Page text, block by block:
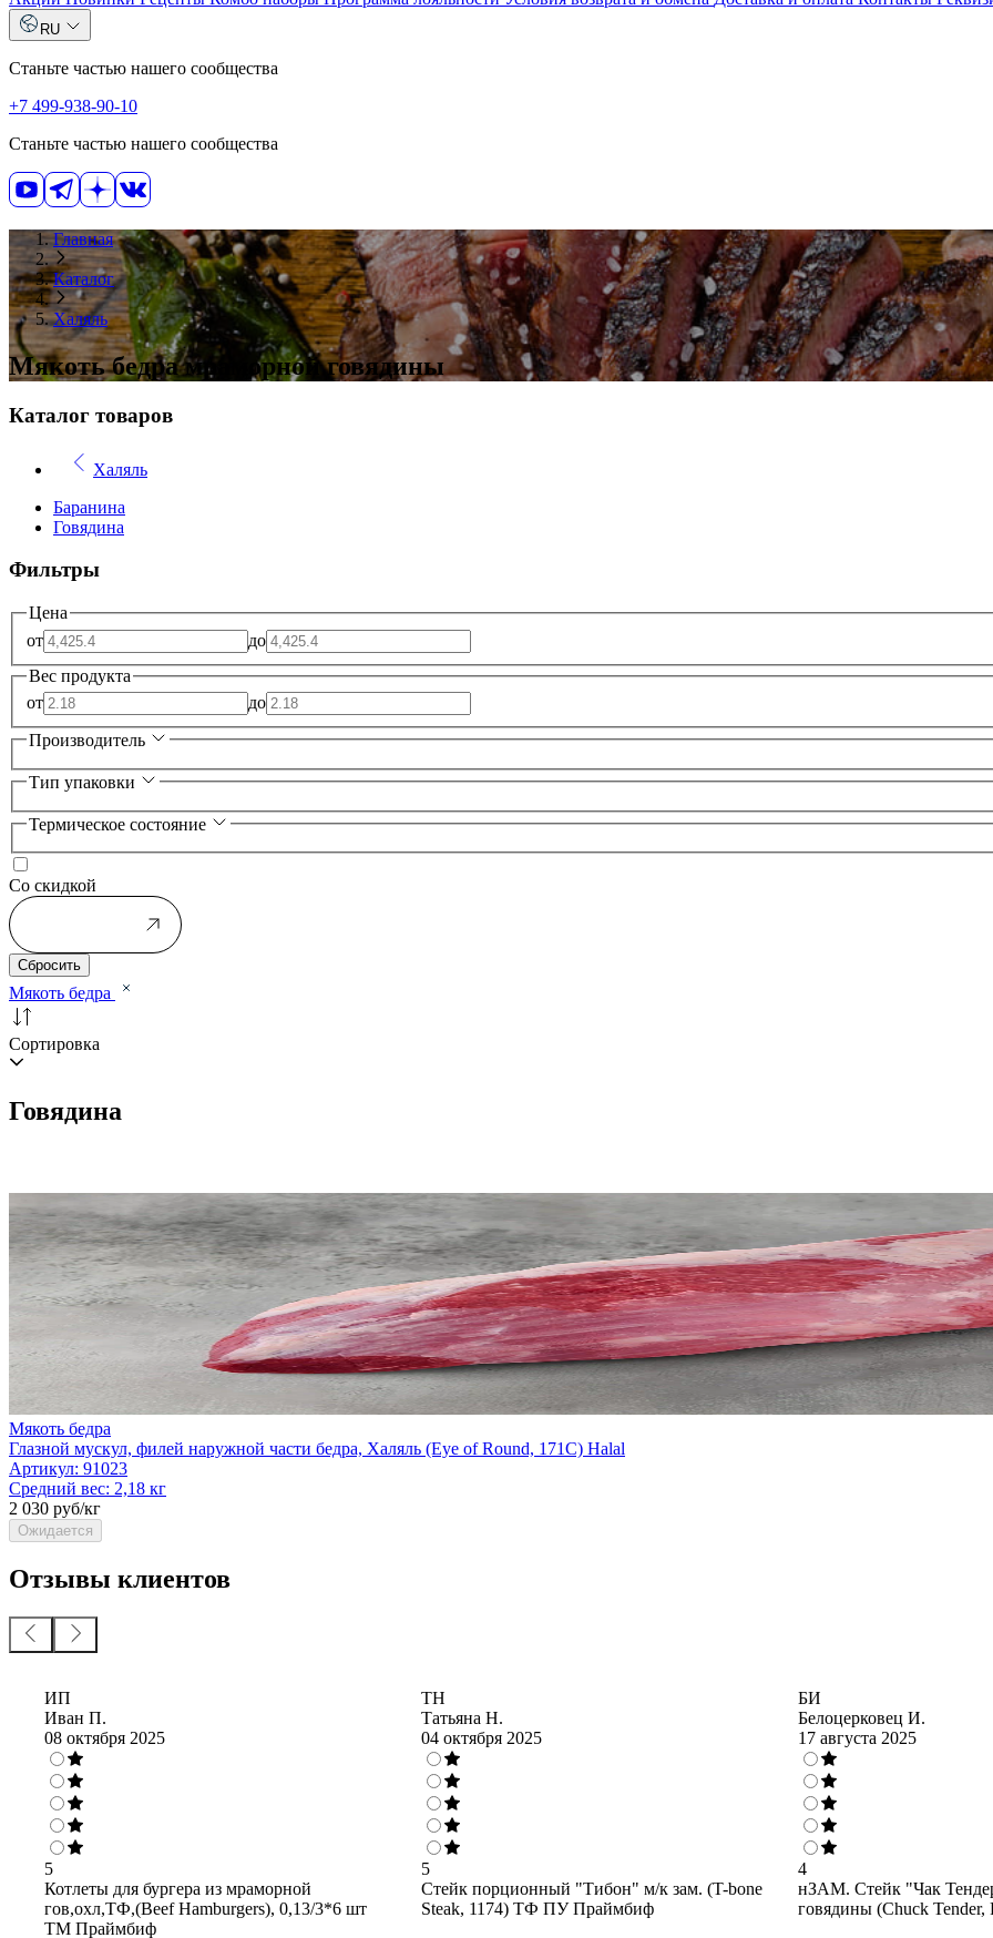
RU
Станьте частью нашего сообщества
+7 499-938-90-10
Станьте частью нашего сообщества
Главная
Каталог
Халяль
Мякоть бедра мраморной говядины
Каталог товаров
Халяль
Баранина
Говядина
Фильтры
Цена
от
до
Вес продукта
от
до
Производитель
Тип упаковки
Термическое состояние
Со скидкой
Сбросить
Мякоть бедра
Сортировка
Говядина
Мякоть бедра
Глазной мускул, филей наружной части бедра, Халяль (Eye of Round, 171C) Halal
Артикул: 91023
Средний вес: 2,18 кг
2 030 руб/кг
Ожидается
Отзывы клиентов
ИП
Иван П.
08 октября 2025
5
Котлеты для бургера из мраморной
гов,охл,ТФ,(Beef Hamburgers), 0,13/3*6 шт
ТМ Праймбиф
ТН
Татьяна Н.
04 октября 2025
5
Стейк порционный "Тибон" м/к зам. (T-bone
Steak, 1174) ТФ ПУ Праймбиф
БИ
Белоцерковец И.
17 августа 2025
4
нЗАМ. Стейк "Чак
говядины (Chuck Tender,